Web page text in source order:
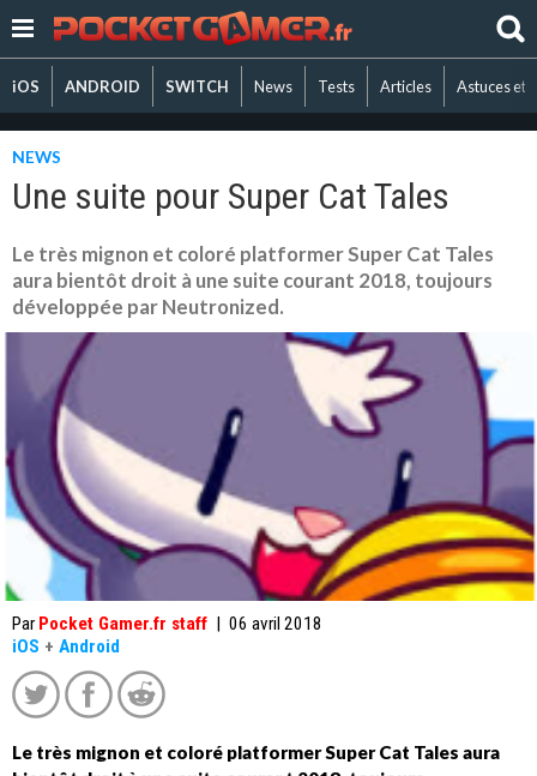
iOS ANDROID SWITCH News Tests Articles Astuces et
NEWS
Une suite pour Super Cat Tales
Le très mignon et coloré platformer Super Cat Tales
aura bientôt droit à une suite courant 2018, toujours
développée par Neutronized.
Par Pocket Gamer.fr staff | 06 avril 2018
iOS + Android
Le très mignon et coloré platformer Super Cat Tales aura